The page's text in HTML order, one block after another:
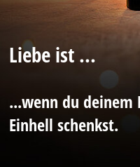
English
Liebe ist ...
...wenn du deinem
Einhell schenkst.